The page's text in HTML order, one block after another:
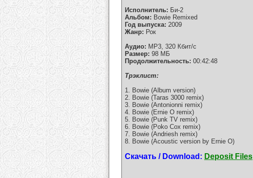
Исполнитель: Би-2
Альбом: Bowie Remixed
Год выпуска: 2009
Жанр: Рок
Аудио: MP3, 320 Кбит/с
Размер: 98 МБ
Продолжительность: 00:42:48
Tрэклист:
1. Bowie (Album version)
2. Bowie (Taras 3000 remix)
3. Bowie (Antonionni remix)
4. Bowie (Ernie O remix)
5. Bowie (Punk TV remix)
6. Bowie (Poko Cox remix)
7. Bowie (Andriesh remix)
8. Bowie (Acoustic version by Ernie O)
Скачать / Download: Deposit Files